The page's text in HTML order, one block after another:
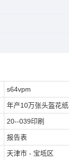
s64vpm
年产10万张头盔花纸
20--039印刷
报告表
天津市 - 宝坻区